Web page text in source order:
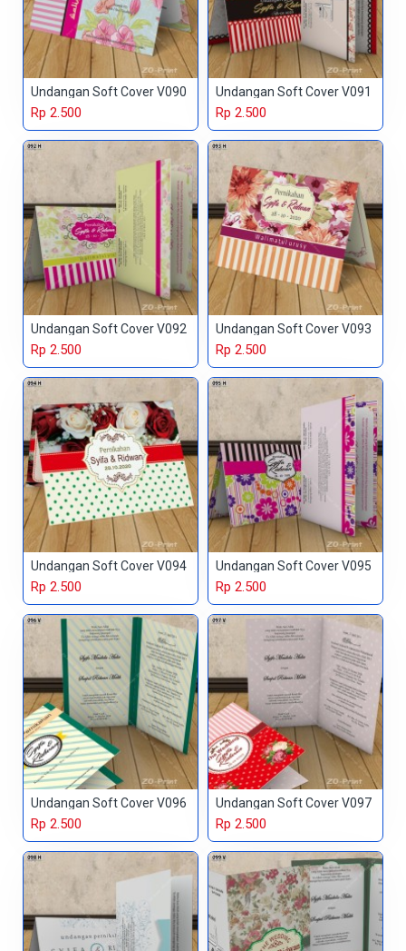
Undangan Soft Cover V090
Rp 2.500
Undangan Soft Cover V091
Rp 2.500
Undangan Soft Cover V092
Rp 2.500
Undangan Soft Cover V093
Rp 2.500
Undangan Soft Cover V094
Rp 2.500
Undangan Soft Cover V095
Rp 2.500
Undangan Soft Cover V096
Rp 2.500
Undangan Soft Cover V097
Rp 2.500